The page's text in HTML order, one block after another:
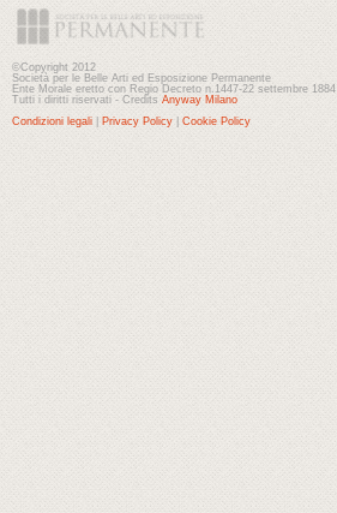
©Copyright 2012
Società per le Belle Arti ed Esposizione Permanente
Ente Morale eretto con Regio Decreto n.1447-22 settembre 1884
Tutti i diritti riservati - Credits Anyway Milano
Condizioni legali
Privacy Policy Cookie Policy